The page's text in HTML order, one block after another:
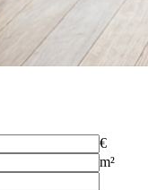
€
m²